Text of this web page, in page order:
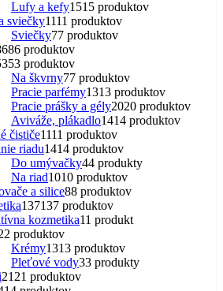
Lufy a kefy1515 produktov
sviečky1111 produktov
Sviečky77 produktov
86 produktov
53 produktov
Na škvrny77 produktov
Pracie parfémy1313 produktov
Pracie prášky a gély2020 produktov
Aviváže, plákadlo1414 produktov
čističe1111 produktov
riadu1414 produktov
Do umývačky44 produkty
Na riad1010 produktov
a silice88 produktov
137137 produktov
kozmetika11 produkt
produktov
Krémy1313 produktov
Pleťové vody33 produkty
21 21 produktov